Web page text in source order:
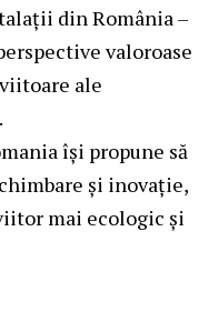
din România –
valoroase
ale
își propune să
și inovație,
mai ecologic și